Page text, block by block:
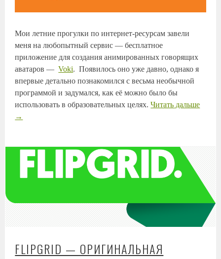
Мои летние прогулки по интернет-ресурсам завели
меня на любопытный сервис — бесплатное
приложение для создания анимированных говорящих
аватаров —Voki. Появилось оно уже давно, однако я
впервые детально познакомился с весьма необычной
программой и задумался, как её можно было бы
использовать в образовательных целях.Читать дальше
→
FLIPGRID — ОРИГИНАЛЬНАЯ